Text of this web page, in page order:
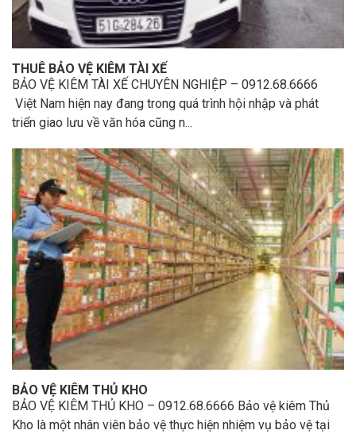
THUÊ BẢO VỆ KIÊM TÀI XẾ
BẢO VỆ KIÊM TÀI XẾ CHUYÊN NGHIỆP – 0912.68.6666
Việt Nam hiện nay đang trong quá trình hội nhập và phát
triển giao lưu về văn hóa cũng n...
BẢO VỆ KIÊM THỦ KHO
BẢO VỆ KIÊM THỦ KHO – 0912.68.6666 Bảo vệ kiêm Thủ
Kho là một nhân viên bảo vệ thực hiện nhiệm vụ bảo vệ tại